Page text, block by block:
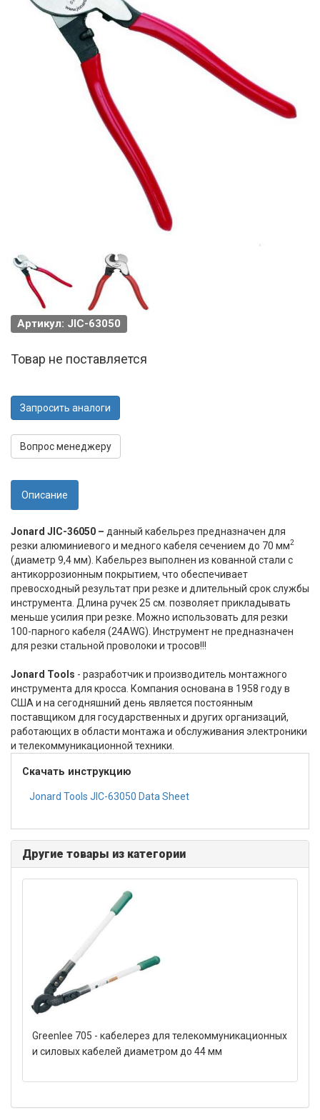
Артикул: JIC-63050
Товар не поставляется
Запросить аналоги
Вопрос менеджеру
Описание
Jonard JIC-36050 – данный кабельрез предназначен для
резки алюминиевого и медного кабеля сечением до 70 мм2
(диаметр 9,4 мм). Кабельрез выполнен из кованной стали с
антикоррозионным покрытием, что обеспечивает
превосходный результат при резке и длительный срок службы
инструмента. Длина ручек 25 см. позволяет прикладывать
меньше усилия при резке. Можно использовать для резки
100-парного кабеля (24AWG). Инструмент не предназначен
для резки стальной проволоки и тросов!!!
Jonard Tools - разработчик и производитель монтажного
инструмента для кросса. Компания основана в 1958 году в
США и на сегодняшний день является постоянным
поставщиком для государственных и других организаций,
работающих в области монтажа и обслуживания электроники
и телекоммуникационной техники.
Скачать инструкцию
Jonard Tools JIC-63050 Data Sheet
Другие товары из категории
Greenlee 705 - кабелерез для телекоммуникационных
и силовых кабелей диаметром до 44 мм